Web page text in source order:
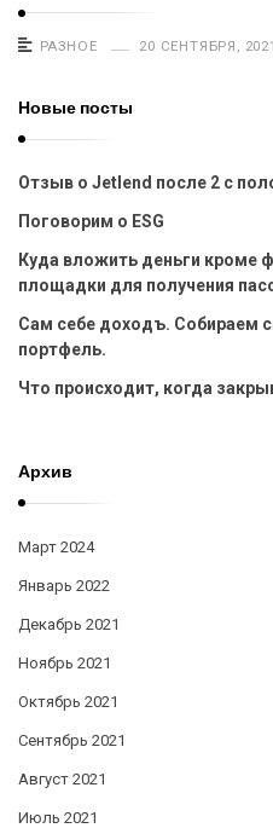
РАЗНОЕ 20 СЕНТЯБРЯ, 2021
Новые посты
Отзыв о Jetlend после 2 с
Поговорим о ESG
Куда вложить деньги кроме
площадки для получения
Сам себе доходъ. Собираем
портфель.
Что происходит, когда
Архив
Март 2024
Январь 2022
Декабрь 2021
Ноябрь 2021
Октябрь 2021
Сентябрь 2021
Август 2021
Июль 2021